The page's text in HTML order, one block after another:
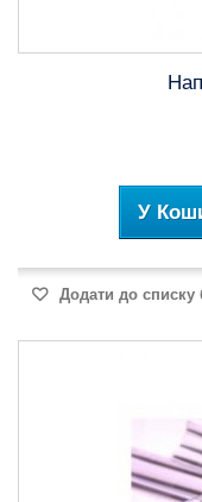
У
Додати до списку